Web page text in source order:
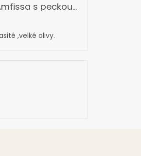
Černé olivy Amfissa s peckou mamouth 4,4 kg
je 5 z 5 hvězdiček.
,velké olivy.